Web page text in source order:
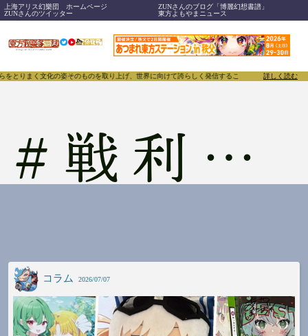
上海アリス幻樂団 ホームページ
ZUNさんのブログ「博麗幻想書譜」
ZUNさんのツイッター
東方よもやまニュース
ものを取り上げ、世界に向けて誇らしく発信することで、東方Projectのみならず「同人文化」
詳しく読む
# 戦利品写真
コラム 2026/07/07